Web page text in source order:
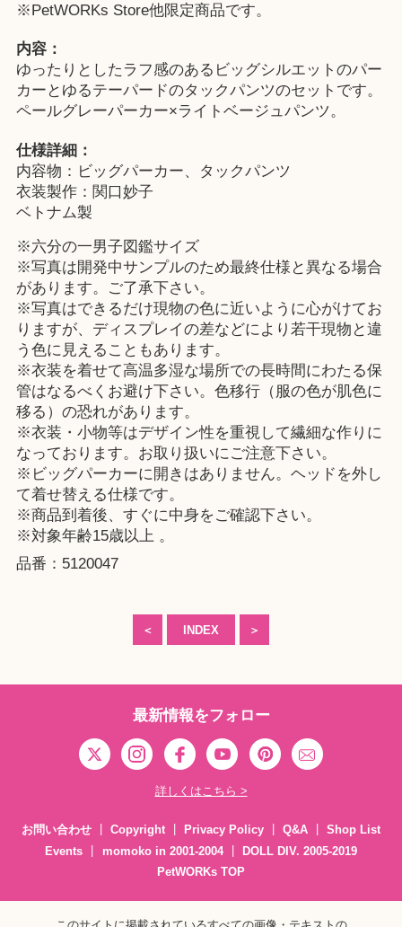
※PetWORKs Store他限定商品です。
内容：
ゆったりとしたラフ感のあるビッグシルエットのパー
カーとゆるテーパードのタックパンツのセットです。
ペールグレーパーカー×ライトベージュパンツ。
仕様詳細：
内容物：ビッグパーカー、タックパンツ
衣装製作：関口妙子
ベトナム製
※六分の一男子図鑑サイズ
※写真は開発中サンプルのため最終仕様と異なる場合
があります。ご了承下さい。
※写真はできるだけ現物の色に近いように心がけてお
りますが、ディスプレイの差などにより若干現物と違
う色に見えることもあります。
※衣装を着せて高温多湿な場所での長時間にわたる保
管はなるべくお避け下さい。色移行（服の色が肌色に
移る）の恐れがあります。
※衣装・小物等はデザイン性を重視して繊細な作りに
なっております。お取り扱いにご注意下さい。
※ビッグパーカーに開きはありません。ヘッドを外し
て着せ替える仕様です。
※商品到着後、すぐに中身をご確認下さい。
※対象年齢15歳以上 。
品番：5120047
＜ INDEX ＞
最新情報をフォロー
詳しくはこちら >
お問い合わせ Copyright Privacy Policy Q&A
Shop List
Events
momoko in 2001-2004
DOLL DIV. 2005-2019
PetWORKs TOP